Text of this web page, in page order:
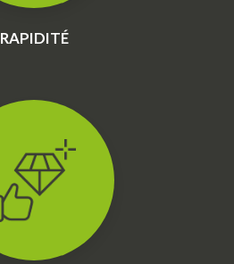
RAPIDITÉ